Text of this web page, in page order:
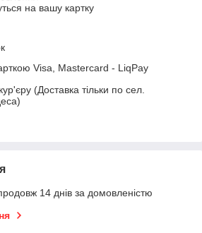
на вашу картку
Visa, Mastercard - LiqPay
(Доставка тільки по сел.
14 днів за домовленістю